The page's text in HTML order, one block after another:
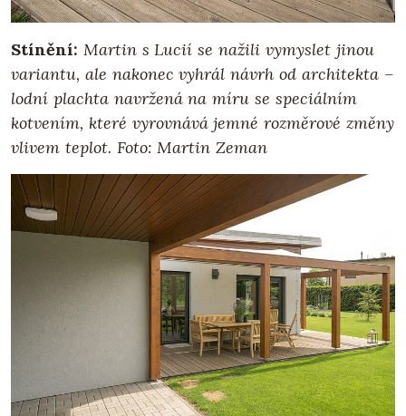
Stínění: Martin s Lucií se nažili vymyslet jinou
variantu, ale nakonec vyhrál návrh od architekta –
lodní plachta navržená na míru se speciálním
kotvením, které vyrovnává jemné rozměrové změny
vlivem teplot. Foto: Martin Zeman